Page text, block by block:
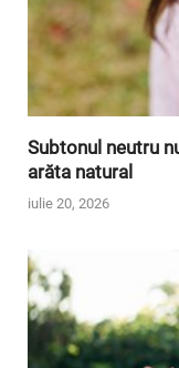
Subtonul neutru
arăta natural
iulie 20, 2026